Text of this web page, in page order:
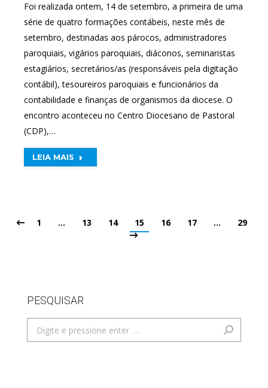
Foi realizada ontem, 14 de setembro, a primeira de uma
série de quatro formações contábeis, neste mês de
setembro, destinadas aos párocos, administradores
paroquiais, vigários paroquiais, diáconos, seminaristas
estagiários, secretários/as (responsáveis pela digitação
contábil), tesoureiros paroquiais e funcionários da
contabilidade e finanças de organismos da diocese. O
encontro aconteceu no Centro Diocesano de Pastoral
(CDP),…
LEIA MAIS
1 … 13 14 15 16 17 … 29
PESQUISAR
Search: